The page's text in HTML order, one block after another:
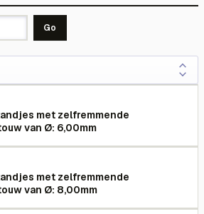
Go
met zelfremmende
van Ø: 6,00mm
met zelfremmende
van Ø: 8,00mm